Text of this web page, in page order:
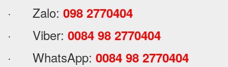
· Zalo: 098 2770404
· Viber: 0084 98 2770404
· WhatsApp: 0084 98 2770404